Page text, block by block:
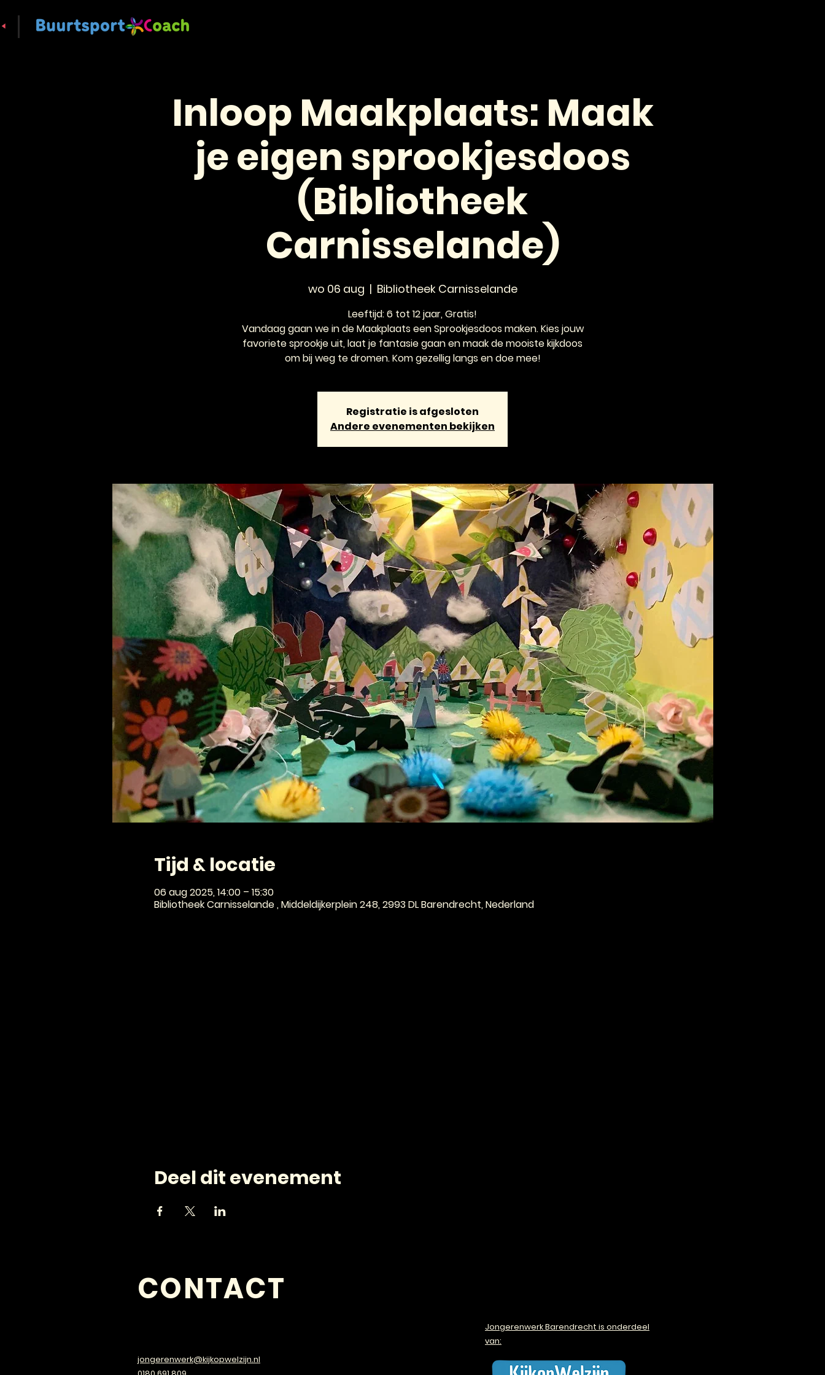
Inloop Maakplaats: Maak
je eigen sprookjesdoos
(Bibliotheek
Carnisselande)
wo 06 aug
  |
Bibliotheek Carnisselande
Leeftijd: 6 tot 12 jaar, Gratis!
Vandaag gaan we in de Maakplaats een Sprookjesdoos maken. Kies jouw
favoriete sprookje uit, laat je fantasie gaan en maak de mooiste kijkdoos
om bij weg te dromen. Kom gezellig langs en doe mee!
Registratie is afgesloten
Andere evenementen bekijken
Tijd & locatie
06 aug 2025, 14:00 – 15:30
Bibliotheek Carnisselande , Middeldijkerplein 248, 2993 DL Barendrecht, Nederland
Deel dit evenement
jongerenwerk@kijkopwelzijn.nl
Jongerenwerk Barendrecht is onderdeel
van:
CONTACT